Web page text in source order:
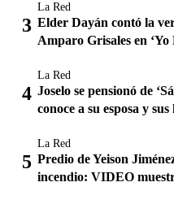
La Red
Elder Dayán contó la
Amparo Grisales en ‘Yo
La Red
Joselo se pensionó de
conoce a su esposa y sus
La Red
Predio de Yeison
incendio: VIDEO